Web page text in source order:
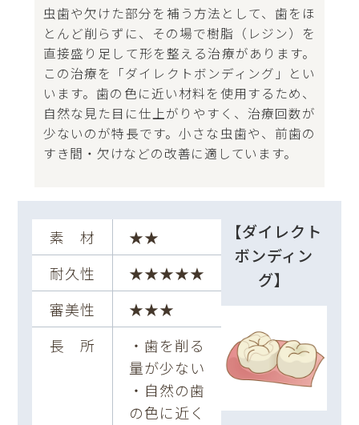
虫歯や欠けた部分を補う方法として、歯をほ
とんど削らずに、その場で樹脂（レジン）を
直接盛り足して形を整える治療があります。
この治療を「ダイレクトボンディング」とい
います。歯の色に近い材料を使用するため、
自然な見た目に仕上がりやすく、治療回数が
少ないのが特長です。小さな虫歯や、前歯の
すき間・欠けなどの改善に適しています。
素 材
★★
耐久性
★★★★★
審美性
★★★
長 所
・歯を削る
量が少ない
・自然の歯
の色に近く
【ダイレクト
ボンディン
グ】